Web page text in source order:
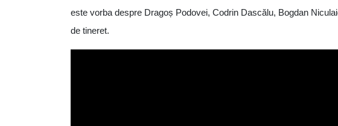
este vorba despre Dragoș Podovei, Codrin Dascălu, Bogdan
de tineret.